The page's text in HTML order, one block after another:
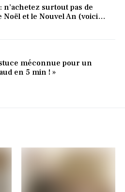
surtout pas de
et le Nouvel An (voici
méconnue pour un
en 5 min ! »